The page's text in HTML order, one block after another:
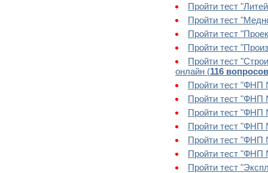
Пройти тест
Пройти тест
Пройти тест
Пройти тест
Пройти тест
онлайн (116 вопросов
Пройти тест "ФНП
Пройти тест "ФНП
Пройти тест "ФНП
Пройти тест "ФНП
Пройти тест "ФНП
Пройти тест "ФНП
Пройти тест